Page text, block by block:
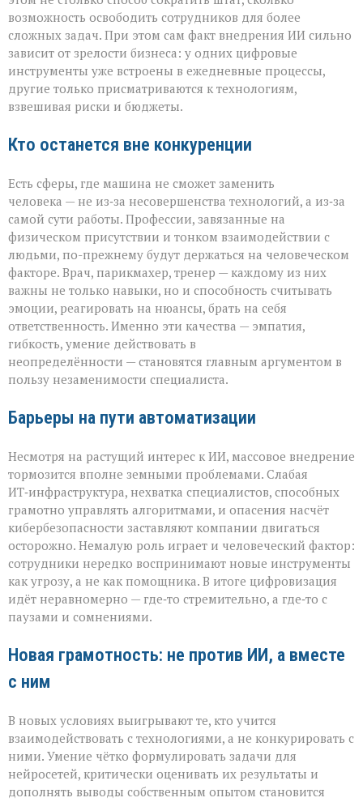
возможность освободить сотрудников для более
сложных задач. При этом сам факт внедрения ИИ сильно
зависит от зрелости бизнеса: у одних цифровые
инструменты уже встроены в ежедневные процессы,
другие только присматриваются к технологиям,
взвешивая риски и бюджеты.
Кто останется вне конкуренции
Есть сферы, где машина не сможет заменить
человека — не из‑за несовершенства технологий, а из‑за
самой сути работы. Профессии, завязанные на
физическом присутствии и тонком взаимодействии с
людьми, по-прежнему будут держаться на человеческом
факторе. Врач, парикмахер, тренер — каждому из них
важны не только навыки, но и способность считывать
эмоции, реагировать на нюансы, брать на себя
ответственность. Именно эти качества — эмпатия,
гибкость, умение действовать в
неопределённости — становятся главным аргументом в
пользу незаменимости специалиста.
Барьеры на пути автоматизации
Несмотря на растущий интерес к ИИ, массовое внедрение
тормозится вполне земными проблемами. Слабая
ИТ‑инфраструктура, нехватка специалистов, способных
грамотно управлять алгоритмами, и опасения насчёт
кибербезопасности заставляют компании двигаться
осторожно. Немалую роль играет и человеческий фактор:
сотрудники нередко воспринимают новые инструменты
как угрозу, а не как помощника. В итоге цифровизация
идёт неравномерно — где‑то стремительно, а где‑то с
паузами и сомнениями.
Новая грамотность: не против ИИ, а вместе
с ним
В новых условиях выигрывают те, кто учится
взаимодействовать с технологиями, а не конкурировать с
ними. Умение чётко формулировать задачи для
нейросетей, критически оценивать их результаты и
дополнять выводы собственным опытом становится